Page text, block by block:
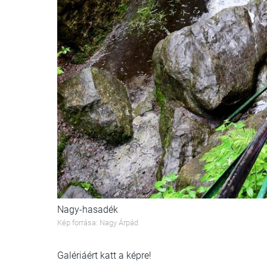
Nagy-hasadék
Kép forrása: Nagy Árpád
Galériáért katt a képre!